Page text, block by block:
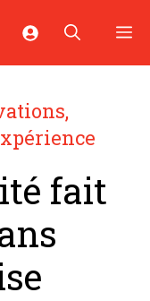
,
fait